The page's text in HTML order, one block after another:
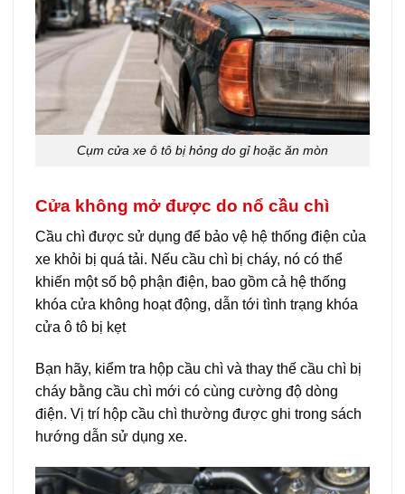
Cụm cửa xe ô tô bị hỏng do gỉ hoặc ăn mòn
Cửa không mở được do nổ cầu chì
Cầu chì được sử dụng để bảo vệ hệ thống điện của
xe khỏi bị quá tải. Nếu cầu chì bị cháy, nó có thể
khiến một số bộ phận điện, bao gồm cả hệ thống
khóa cửa không hoạt động, dẫn tới tình trạng khóa
cửa ô tô bị kẹt
Bạn hãy, kiểm tra hộp cầu chì và thay thế cầu chì bị
cháy bằng cầu chì mới có cùng cường độ dòng
điện. Vị trí hộp cầu chì thường được ghi trong sách
hướng dẫn sử dụng xe.